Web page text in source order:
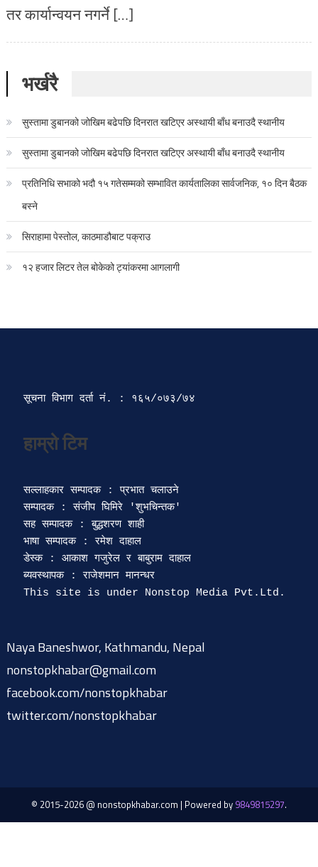
तर कार्यान्वयन नगर्ने […]
भर्खरै
सुस्तामा डुबानको जोखिम बढेपछि दिनरात खटिएर अस्थायी बाँध बनाउदै स्थानीय
सुस्तामा डुबानको जोखिम बढेपछि दिनरात खटिएर अस्थायी बाँध बनाउदै स्थानीय
प्रतिनिधि सभाको भदौ १५ गतेसम्मको सम्भावित कार्यतालिका सार्वजनिक, १० दिन बैठक
बस्ने
सिराहामा पेस्तोल, काठमाडौबाट पक्राउ
१२ हजार लिटर तेल बोकेको ट्यांकरमा आगलागी
सूचना विभाग दर्ता‍ नं. : १६५/०७३/७४
हाम्रो टिम
सल्लाहकार सम्पादक : प्रभात चलाउने
सम्पादक : संजीप घिमिरे 'शुभचिन्तक'
सह सम्पादक : बुद्धशरण शाही
भाषा सम्पादक : रमेश दाहाल
डेस्क : आकाश गजुरेल र बाबुराम दाहाल
ब्यवस्थापक : राजेशमान मानन्धर
Naya Baneshwor, Kathmandu, Nepal
nonstopkhabar@gmail.com
facebook.com/nonstopkhabar
twitter.com/nonstopkhabar
© 2015-2026 @ nonstopkhabar.com | Powered by 9849815297.